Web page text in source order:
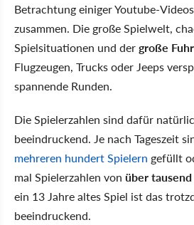
Betrachtung einiger Youtube-
zusammen. Die große Spielwelt,
Spielsituationen und dergroße
Flugzeugen, Trucks oder Jeeps
spannende Runden.
Die Spielerzahlen sind dafür
beeindruckend. Je nach Tageszeit
mehreren hundert Spielern gefüllt
mal Spielerzahlen von über
ein 13 Jahre altes Spiel ist das
beeindruckend.